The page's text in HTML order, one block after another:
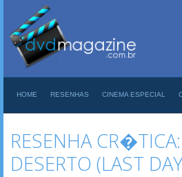
HOME RESENHAS CINEMA ESPECIAL
RESENHA
DESERTO (LAST